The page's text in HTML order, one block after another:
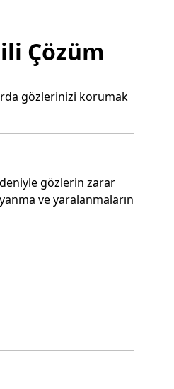
Çözüm
gözlerinizi korumak
gözlerin zarar
ve yaralanmaların